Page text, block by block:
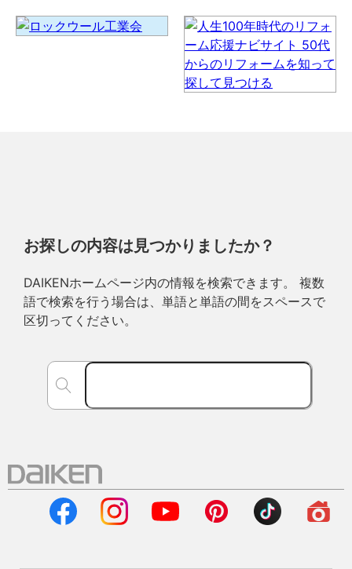
お探しの内容は見つかりましたか？
DAIKENホームページ内の情報を検索できます。 複数
語で検索を行う場合は、単語と単語の間をスペースで
区切ってください。